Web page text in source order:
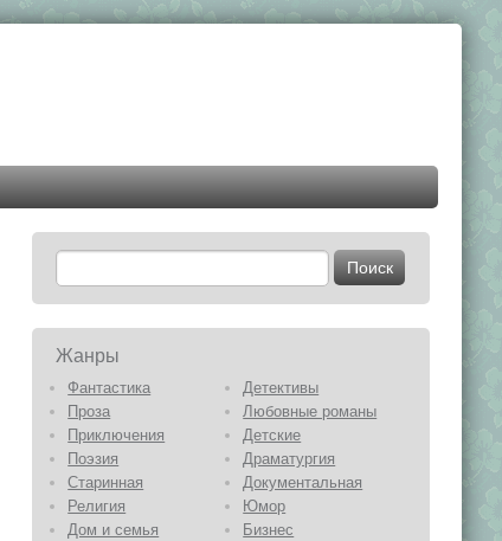
Жанры
Фантастика
Детективы
Проза
Любовные романы
Приключения
Детские
Поэзия
Драматургия
Старинная
Документальная
Религия
Юмор
Дом и семья
Бизнес